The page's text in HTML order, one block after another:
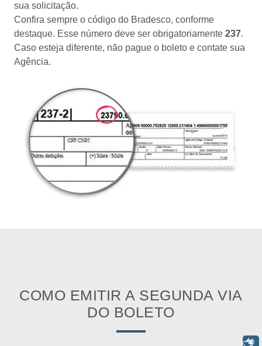
sua solicitação.
Confira sempre o código do Bradesco, conforme
destaque. Esse número deve ser obrigatoriamente 237.
Caso esteja diferente, não pague o boleto e contate sua
Agência.
COMO EMITIR A SEGUNDA VIA
DO BOLETO